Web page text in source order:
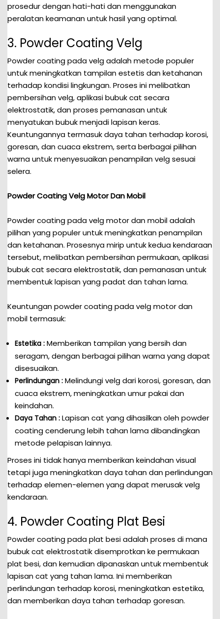
prosedur dengan hati-hati dan menggunakan
peralatan keamanan untuk hasil yang optimal.
3. Powder Coating Velg
Powder coating pada velg adalah metode populer
untuk meningkatkan tampilan estetis dan ketahanan
terhadap kondisi lingkungan. Proses ini melibatkan
pembersihan velg, aplikasi bubuk cat secara
elektrostatik, dan proses pemanasan untuk
menyatukan bubuk menjadi lapisan keras.
Keuntungannya termasuk daya tahan terhadap korosi,
goresan, dan cuaca ekstrem, serta berbagai pilihan
warna untuk menyesuaikan penampilan velg sesuai
selera.
Powder Coating Velg Motor Dan Mobil
Powder coating pada velg motor dan mobil adalah
pilihan yang populer untuk meningkatkan penampilan
dan ketahanan. Prosesnya mirip untuk kedua kendaraan
tersebut, melibatkan pembersihan permukaan, aplikasi
bubuk cat secara elektrostatik, dan pemanasan untuk
membentuk lapisan yang padat dan tahan lama.
Keuntungan powder coating pada velg motor dan
mobil termasuk:
Estetika : Memberikan tampilan yang bersih dan
seragam, dengan berbagai pilihan warna yang dapat
disesuaikan.
Perlindungan : Melindungi velg dari korosi, goresan, dan
cuaca ekstrem, meningkatkan umur pakai dan
keindahan.
Daya Tahan : Lapisan cat yang dihasilkan oleh powder
coating cenderung lebih tahan lama dibandingkan
metode pelapisan lainnya.
Proses ini tidak hanya memberikan keindahan visual
tetapi juga meningkatkan daya tahan dan perlindungan
terhadap elemen-elemen yang dapat merusak velg
kendaraan.
4. Powder Coating Plat Besi
Powder coating pada plat besi adalah proses di mana
bubuk cat elektrostatik disemprotkan ke permukaan
plat besi, dan kemudian dipanaskan untuk membentuk
lapisan cat yang tahan lama. Ini memberikan
perlindungan terhadap korosi, meningkatkan estetika,
dan memberikan daya tahan terhadap goresan.